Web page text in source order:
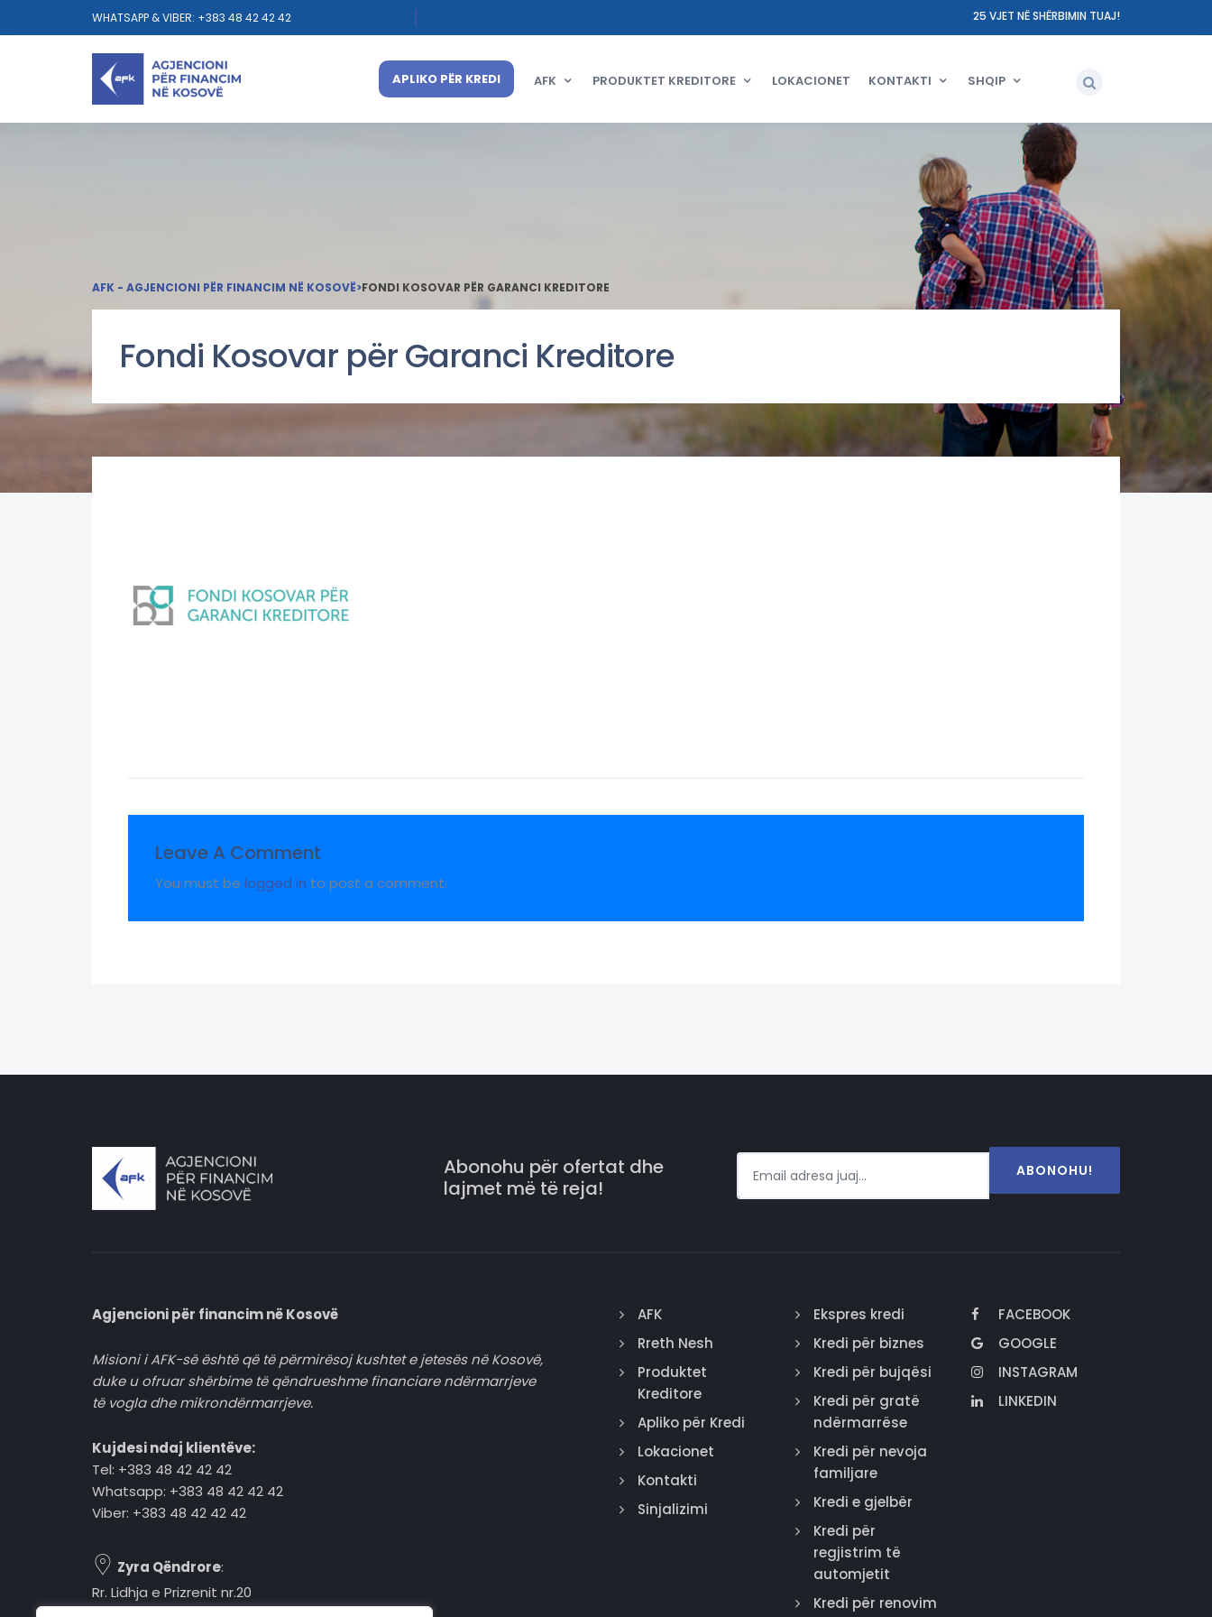
WHATSAPP & VIBER: +383 48 42 42 42 25 VJET NË SHËRBIMIN TUAJ!
APLIKO PËR KREDI AFK PRODUKTET KREDITORE LOKACIONET KONTAKTI SHQIP
AFK - AGJENCIONI PËR FINANCIM NË KOSOVË>FONDI KOSOVAR PËR GARANCI KREDITORE
Fondi Kosovar për Garanci Kreditore
Leave A Comment
You must be logged in to post a comment.
Abonohu për ofertat dhe
lajmet më të reja!
ABONOHU!
Agjencioni për financim në Kosovë
Misioni i AFK-së është që të përmirësoj kushtet e jetesës në Kosovë,
duke u ofruar shërbime të qëndrueshme financiare ndërmarrjeve
të vogla dhe mikrondërmarrjeve.
Kujdesi ndaj klientëve:
Tel: +383 48 42 42 42
Whatsapp: +383 48 42 42 42
Viber: +383 48 42 42 42
Zyra Qëndrore:
Rr. Lidhja e Prizrenit nr.20
AFK
Rreth Nesh
Produktet
Kreditore
Apliko për Kredi
Lokacionet
Kontakti
Sinjalizimi
Ekspres kredi
Kredi për biznes
Kredi për bujqësi
Kredi për gratë
ndërmarrëse
Kredi për nevoja
familjare
Kredi e gjelbër
Kredi për
regjistrim të
automjetit
Kredi për renovim
FACEBOOK
GOOGLE
INSTAGRAM
LINKEDIN